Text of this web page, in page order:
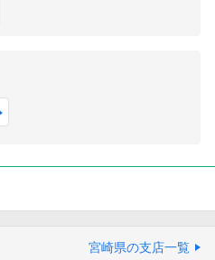
宮崎県の支店一覧